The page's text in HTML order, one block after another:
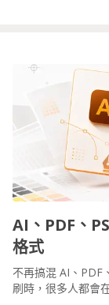
AI、PDF、
格式
不再搞混 AI、PDF
刷時，很多人都會